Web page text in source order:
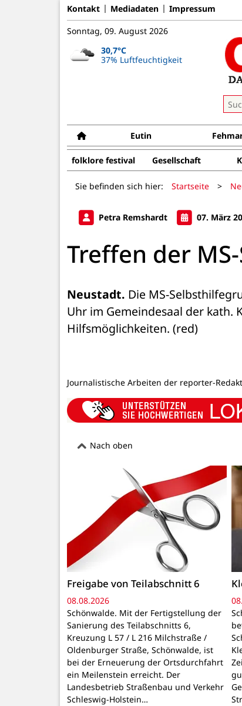
Kontakt Mediadaten Impressum
Sonntag, 09. August 2026
30,7°C
37% Luftfeuchtigkeit
Eutin
folklore festival Gesellschaft
Sie befinden sich hier: Startseite >
Petra Remshardt 07. März
Treffen der
Neustadt. Die MS-
Uhr im Gemeindesaal der kath.
Hilfsmöglichkeiten. (red)
Journalistische Arbeiten der reporter-
Nach oben
Freigabe von Teilabschnitt 6
08.08.2026
Schönwalde. Mit der Fertigstellung der
Sanierung des Teilabschnitts 6,
Kreuzung L 57 / L 216 Milchstraße /
Oldenburger Straße, Schönwalde, ist
bei der Erneuerung der Ortsdurchfahrt
ein Meilenstein erreicht. Der
Landesbetrieb Straßenbau und Verkehr
Schleswig-Holstein…